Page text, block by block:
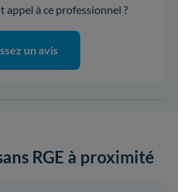
appel à ce professionnel ?
un avis
RGE à proximité